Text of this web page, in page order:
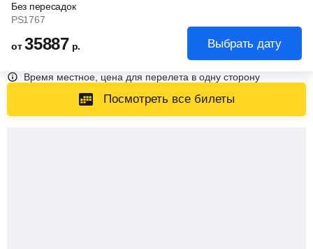
Без пересадок
PS1767
от35887 р. Выбрать дату
Время местное, цена для перелета в одну сторону
Посмотреть все билеты